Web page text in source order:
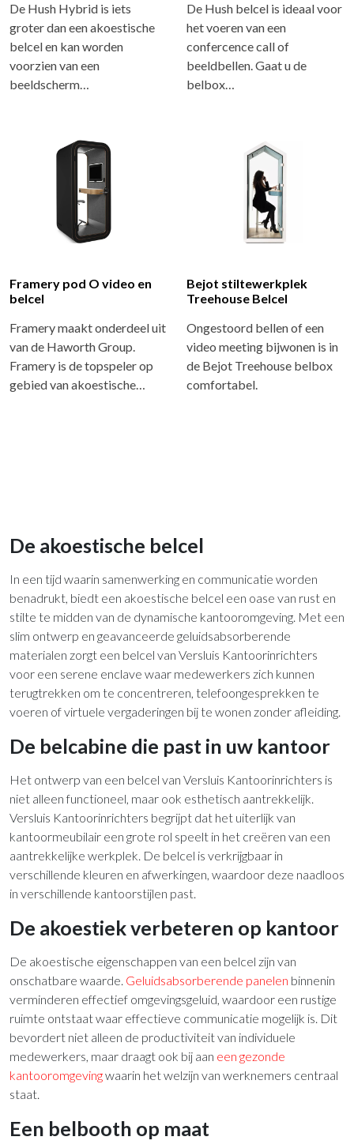
De Hush Hybrid is iets
groter dan een akoestische
belcel en kan worden
voorzien van een
beeldscherm…
De Hush belcel is ideaal voor
het voeren van een
confercence call of
beeldbellen. Gaat u de
belbox…
Framery pod O video en
belcel
Framery maakt onderdeel uit
van de Haworth Group.
Framery is de topspeler op
gebied van akoestische…
Bejot stiltewerkplek
Treehouse Belcel
Ongestoord bellen of een
video meeting bijwonen is in
de Bejot Treehouse belbox
comfortabel.
De akoestische belcel
In een tijd waarin samenwerking en communicatie worden
benadrukt, biedt een akoestische belcel een oase van rust en
stilte te midden van de dynamische kantooromgeving. Met een
slim ontwerp en geavanceerde geluidsabsorberende
materialen zorgt een belcel van Versluis Kantoorinrichters
voor een serene enclave waar medewerkers zich kunnen
terugtrekken om te concentreren, telefoongesprekken te
voeren of virtuele vergaderingen bij te wonen zonder afleiding.
De belcabine die past in uw kantoor
Het ontwerp van een belcel van Versluis Kantoorinrichters is
niet alleen functioneel, maar ook esthetisch aantrekkelijk.
Versluis Kantoorinrichters begrijpt dat het uiterlijk van
kantoormeubilair een grote rol speelt in het creëren van een
aantrekkelijke werkplek. De belcel is verkrijgbaar in
verschillende kleuren en afwerkingen, waardoor deze naadloos
in verschillende kantoorstijlen past.
De akoestiek verbeteren op kantoor
De akoestische eigenschappen van een belcel zijn van
onschatbare waarde. Geluidsabsorberende panelen binnenin
verminderen effectief omgevingsgeluid, waardoor een rustige
ruimte ontstaat waar effectieve communicatie mogelijk is. Dit
bevordert niet alleen de productiviteit van individuele
medewerkers, maar draagt ook bij aan een gezonde
kantooromgevingwaarin het welzijn van werknemers centraal
staat.
Een belbooth op maat